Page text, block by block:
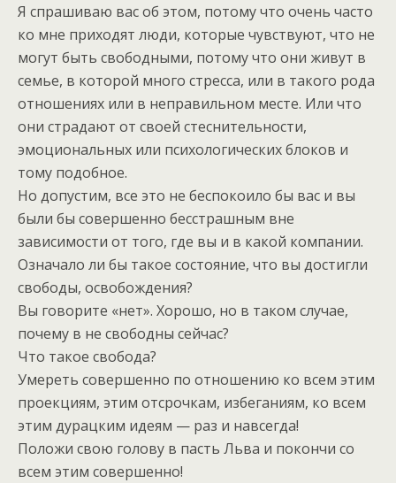
Я спрашиваю вас об этом, потому что очень часто
ко мне приходят люди, которые чувствуют, что не
могут быть свободными, потому что они живут в
семье, в которой много стресса, или в такого рода
отношениях или в неправильном месте. Или что
они страдают от своей стеснительности,
эмоциональных или психологических блоков и
тому подобное.
Но допустим, все это не беспокоило бы вас и вы
были бы совершенно бесстрашным вне
зависимости от того, где вы и в какой компании.
Означало ли бы такое состояние, что вы достигли
свободы, освобождения?
Вы говорите «нет». Хорошо, но в таком случае,
почему в не свободны сейчас?
Что такое свобода?
Умереть совершенно по отношению ко всем этим
проекциям, этим отсрочкам, избеганиям, ко всем
этим дурацким идеям — раз и навсегда!
Положи свою голову в пасть Льва и покончи со
всем этим совершенно!